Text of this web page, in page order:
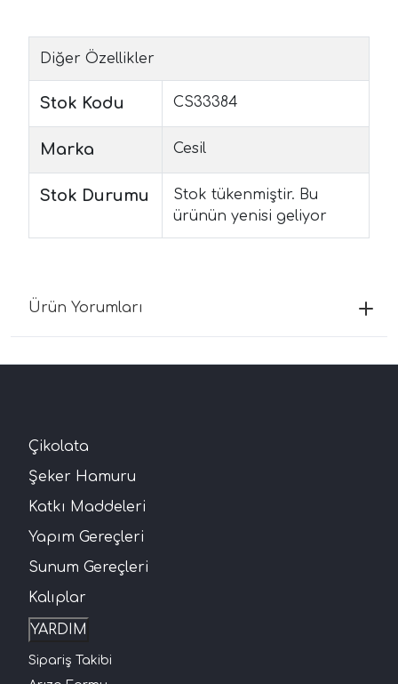
Diğer Özellikler
Stok Kodu CS33384
Marka Cesil
Stok Durumu
Stok tükenmiştir. Bu
ürünün yenisi geliyor
Ürün Yorumları
Çikolata
Şeker Hamuru
Katkı Maddeleri
Yapım Gereçleri
Sunum Gereçleri
Kalıplar
YARDIM
Sipariş Takibi